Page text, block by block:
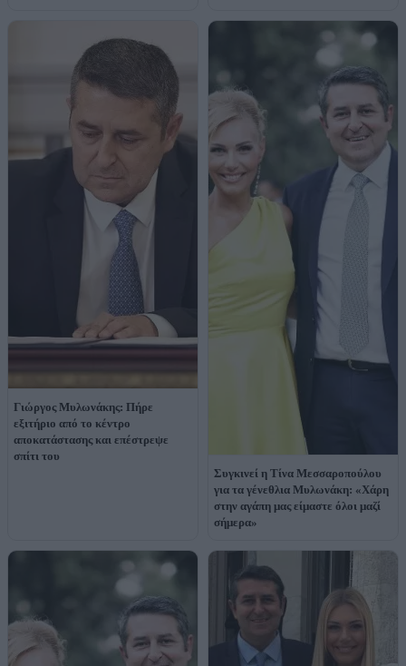
Γιώργος Μυλωνάκης: Πήρε
εξιτήριο από το κέντρο
αποκατάστασης και επέστρεψε
σπίτι του
Συγκινεί η Τίνα Μεσσαροπούλου
για τα γένεθλια Μυλωνάκη: «Χάρη
στην αγάπη μας είμαστε όλοι μαζί
σήμερα»